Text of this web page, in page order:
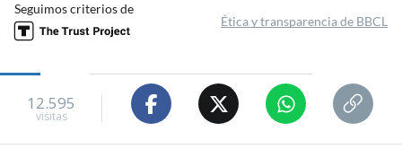
Seguimos criterios de
Ética y transparencia de BBCL
12.595
visitas